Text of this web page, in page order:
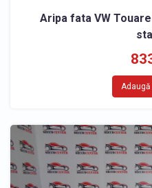
Aripa fata VW